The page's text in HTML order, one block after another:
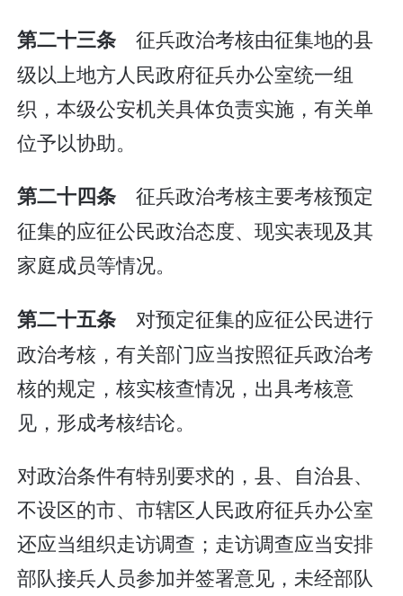
第二十三条 征兵政治考核由征集地的县
级以上地方人民政府征兵办公室统一组
织，本级公安机关具体负责实施，有关单
位予以协助。
第二十四条 征兵政治考核主要考核预定
征集的应征公民政治态度、现实表现及其
家庭成员等情况。
第二十五条 对预定征集的应征公民进行
政治考核，有关部门应当按照征兵政治考
核的规定，核实核查情况，出具考核意
见，形成考核结论。
对政治条件有特别要求的，县、自治县、
不设区的市、市辖区人民政府征兵办公室
还应当组织走访调查；走访调查应当安排
部队接兵人员参加并签署意见，未经部队